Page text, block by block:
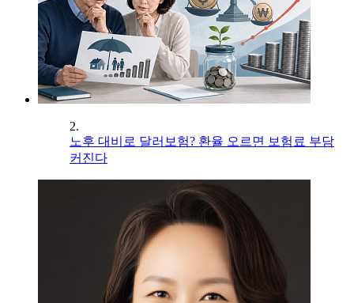
2.
노후 대비로 달러보험? 환율 오르면 보험료 부담
커진다